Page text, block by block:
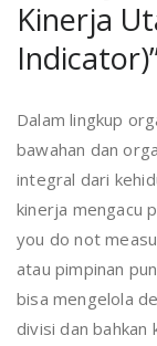
Kinerja
Dalam lingkup
bawahan dan
integral dari
kinerja mengacu
you do not
atau pimpinan
bisa mengelola
divisi dan bahkan